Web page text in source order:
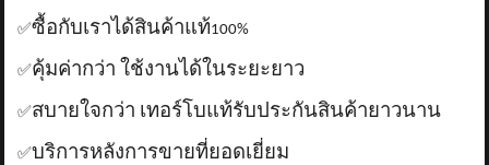
✅ซื้อกับเราได้สินค้าแท้100%
✅คุ้มค่ากว่า ใช้งานได้ในระยะยาว
✅สบายใจกว่า เทอร์โบแท้รับประกันสินค้ายาวนาน
✅บริการหลังการขายที่ยอดเยี่ยม